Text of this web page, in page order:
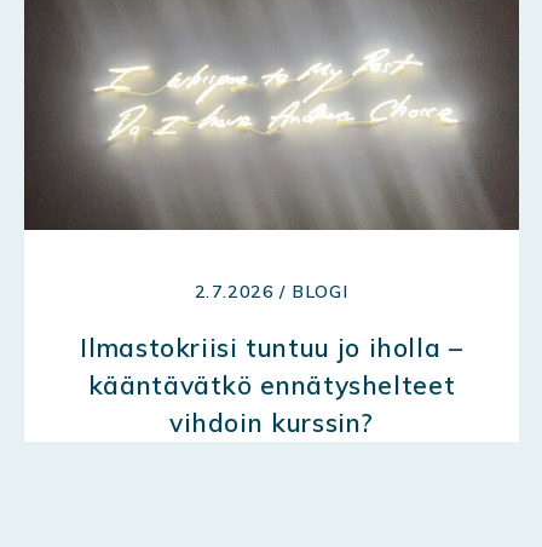
2.7.2026 / BLOGI
Ilmastokriisi tuntuu jo iholla –
kääntävätkö ennätyshelteet
vihdoin kurssin?